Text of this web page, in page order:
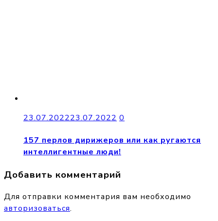
23.07.202223.07.2022 0
157 перлов дирижеров или как ругаются
интеллигентные люди!
Добавить комментарий
Для отправки комментария вам необходимо
авторизоваться.